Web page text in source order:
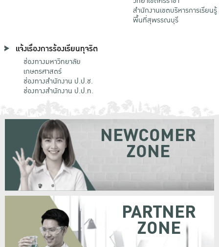
สำนักงานเขตบริหารการเรียนรู้
พื้นที่สุพรรณบุรี
แจ้งเรื่องการร้องเรียนทุจริต
ช่องทางมหาวิทยาลัย
เกษตรศาสตร์
ช่องทางสำนักงาน ป.ป.ช.
ช่องทางสำนักงาน ป.ป.ท.
NEWCOMER
ZONE
PARTNER
ZONE